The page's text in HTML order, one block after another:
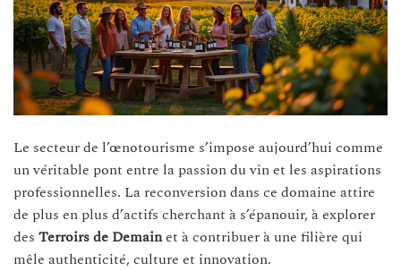
Le secteur de l’œnotourisme s’impose aujourd’hui comme
un véritable pont entre la passion du vin et les aspirations
professionnelles. La reconversion dans ce domaine attire
de plus en plus d’actifs cherchant à s’épanouir, à explorer
des Terroirs de Demainet à contribuer à une filière qui
mêle authenticité, culture et innovation.